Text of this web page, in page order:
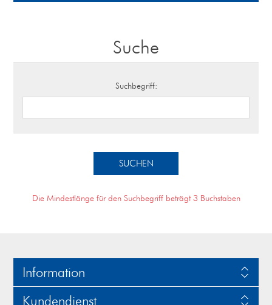
Suche
Suchbegriff:
Die Mindestlänge für den Suchbegriff beträgt 3 Buchstaben
Information
Kundendienst